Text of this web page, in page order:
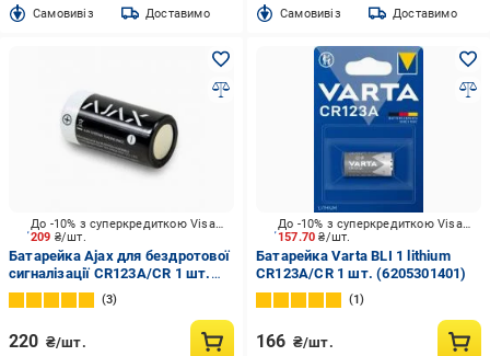
Cамовивіз Доставимо Cамовивіз Доставимо
209 ₴/шт.
До -10% з суперкредиткою Visa Вигода
Батарейка Ajax для бездротової
сигналізації CR123A/CR 1 шт.
(160917)
3
220 ₴/шт.
157.70₴/шт.
До -10% з суперкредиткою Visa Вигода
Батарейка Varta BLI 1 lithium
CR123A/CR 1 шт. (6205301401)
1
166 ₴/шт.